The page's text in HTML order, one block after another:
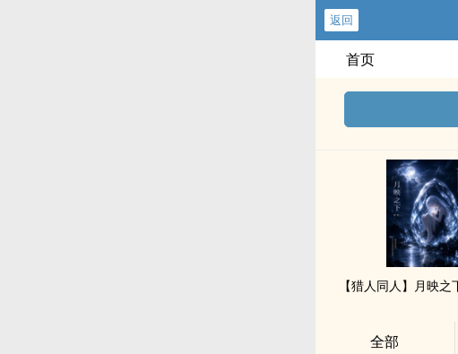
返回
首页
全部